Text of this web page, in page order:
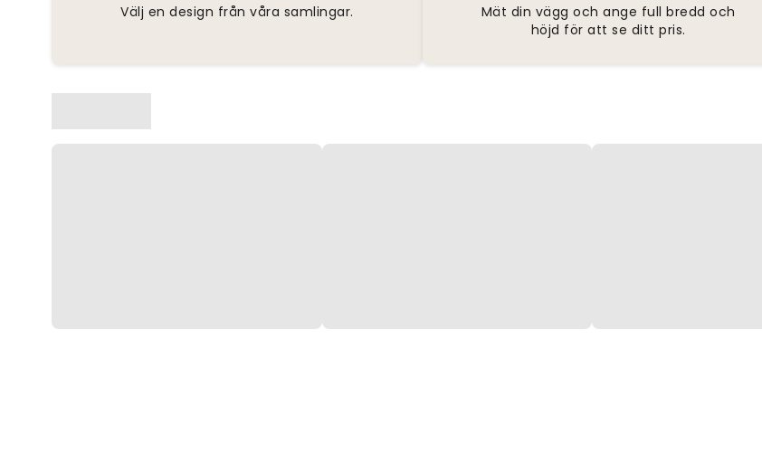
Välj en design från våra samlingar.
Mät din vägg och ange full bredd och
höjd för att se ditt pris.